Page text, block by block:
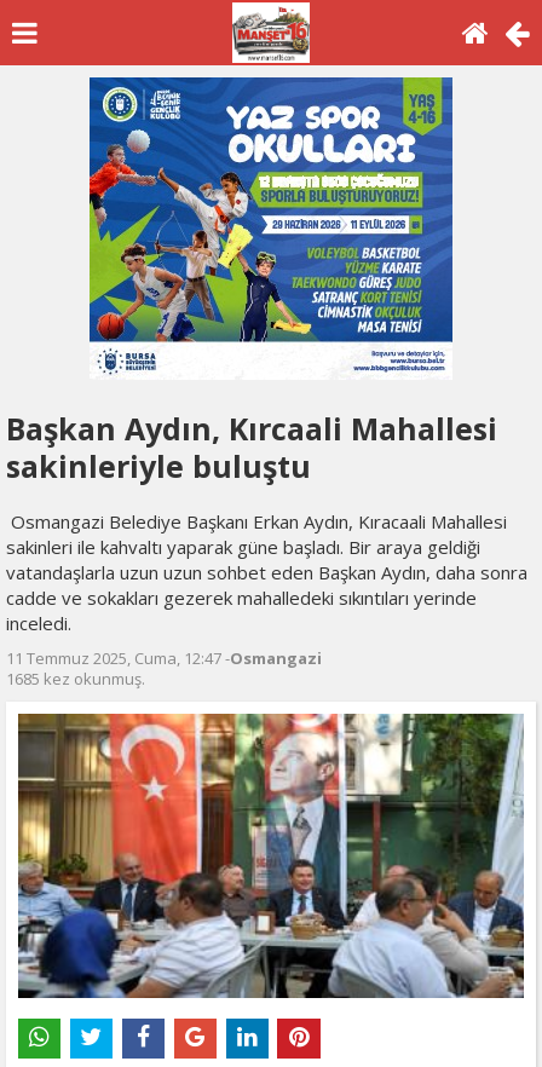
Başkan Aydın, Kırcaali Mahallesi
sakinleriyle buluştu
Osmangazi Belediye Başkanı Erkan Aydın, Kıracaali Mahallesi
sakinleri ile kahvaltı yaparak güne başladı. Bir araya geldiği
vatandaşlarla uzun uzun sohbet eden Başkan Aydın, daha sonra
cadde ve sokakları gezerek mahalledeki sıkıntıları yerinde
inceledi.
11 Temmuz 2025, Cuma, 12:47 -Osmangazi
1685 kez okunmuş.